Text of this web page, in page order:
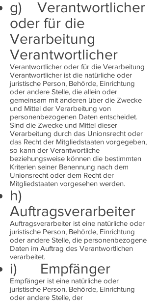
g) Verantwortlicher
oder für die
Verarbeitung
Verantwortlicher
Verantwortlicher oder für die Verarbeitung
Verantwortlicher ist die natürliche oder
juristische Person, Behörde, Einrichtung
oder andere Stelle, die allein oder
gemeinsam mit anderen über die Zwecke
und Mittel der Verarbeitung von
personenbezogenen Daten entscheidet.
Sind die Zwecke und Mittel dieser
Verarbeitung durch das Unionsrecht oder
das Recht der Mitgliedstaaten vorgegeben,
so kann der Verantwortliche
beziehungsweise können die bestimmten
Kriterien seiner Benennung nach dem
Unionsrecht oder dem Recht der
Mitgliedstaaten vorgesehen werden.
h)
Auftragsverarbeiter
Auftragsverarbeiter ist eine natürliche oder
juristische Person, Behörde, Einrichtung
oder andere Stelle, die personenbezogene
Daten im Auftrag des Verantwortlichen
verarbeitet.
i) Empfänger
Empfänger ist eine natürliche oder
juristische Person, Behörde, Einrichtung
oder andere Stelle, der